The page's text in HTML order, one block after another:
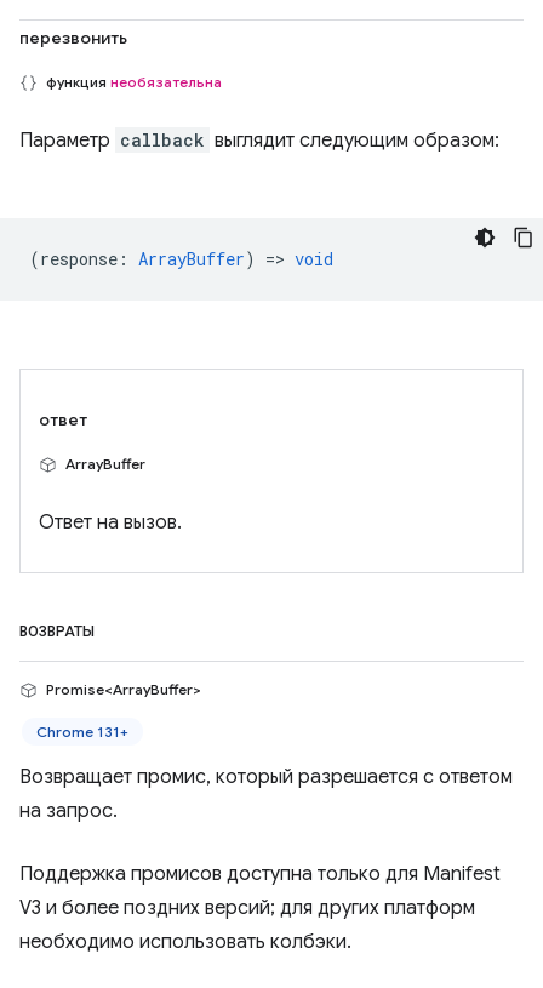
перезвонить
функция необязательна
Параметр callback выглядит следующим образом:
(response : ArrayBuffer) => void
ответ
ArrayBuffer
Ответ на вызов.
ВОЗВРАТЫ
Promise<ArrayBuffer>
Chrome 131+
Возвращает промис, который разрешается с ответом
на запрос.
Поддержка промисов доступна только для Manifest
V3 и более поздних версий; для других платформ
необходимо использовать колбэки.